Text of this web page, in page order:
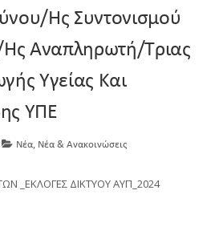
ης Συντονισμού
ης Αναπληρωτή/τριας
Υγείας Και
ΥΠΕ
Νέα, Νέα & Ανακοινώσεις
_ΕΚΛΟΓΕΣ ΔΙΚΤΥΟΥ ΑΥΠ_2024